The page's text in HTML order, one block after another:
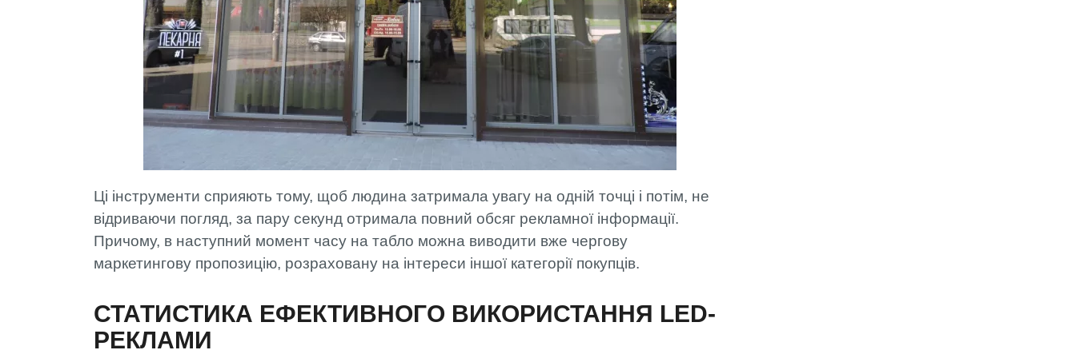
Ці інструменти сприяють тому, щоб людина затримала увагу на одній точці і потім, не
відриваючи погляд, за пару секунд отримала повний обсяг рекламної інформації.
Причому, в наступний момент часу на табло можна виводити вже чергову
маркетингову пропозицію, розраховану на інтереси іншої категорії покупців.
СТАТИСТИКА ЕФЕКТИВНОГО ВИКОРИСТАННЯ LED-
РЕКЛАМИ